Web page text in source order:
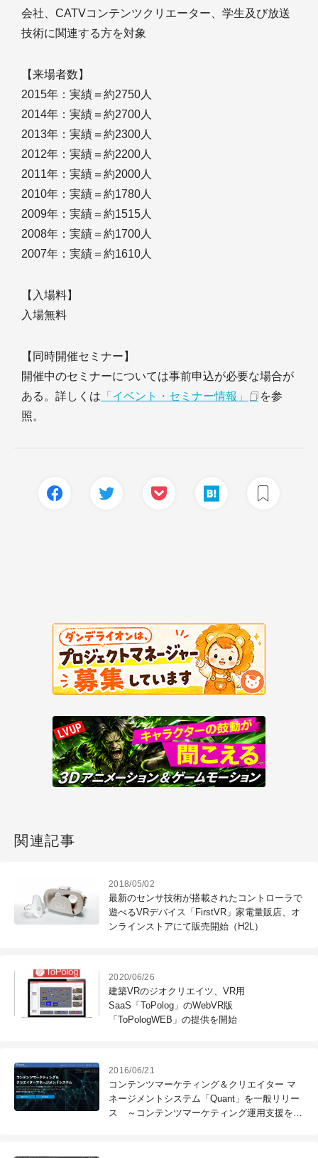
会社、CATVコンテンツクリエーター、学生及び放送
技術に関連する方を対象
【来場者数】
2015年：実績＝約2750人
2014年：実績＝約2700人
2013年：実績＝約2300人
2012年：実績＝約2200人
2011年：実績＝約2000人
2010年：実績＝約1780人
2009年：実績＝約1515人
2008年：実績＝約1700人
2007年：実績＝約1610人
【入場料】
入場無料
【同時開催セミナー】
開催中のセミナーについては事前申込が必要な場合が
ある。詳しくは 「イベント・セミナー情報」
を参
照。
関連記事
2018/05/02
最新のセンサ技術が搭載されたコントローラで
遊べるVRデバイス「FirstVR」家電量販店、オ
ンラインストアにて販売開始（H2L）
2020/06/26
建築VRのジオクリエイツ、VR用
SaaS「ToPolog」のWebVR版
「ToPologWEB」の提供を開始
2016/06/21
コンテンツマーケティング＆クリエイター マ
ネージメントシステム「Quant」を一般リリー
ス ～コンテンツマーケティング運用支援を無